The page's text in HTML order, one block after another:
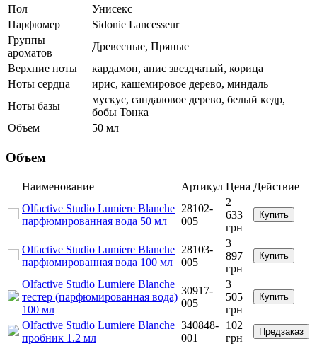
Пол
Унисекс
Парфюмер
Sidonie Lancesseur
Группы
ароматов
Древесные, Пряные
Верхние ноты
кардамон, анис звездчатый, корица
Ноты сердца
ирис, кашемировое дерево, миндаль
Ноты базы
мускус, сандаловое дерево, белый кедр,
бобы Тонка
Объем
50 мл
Объем
Наименование Артикул Цена Действие
Olfactive Studio Lumiere Blanche
парфюмированная вода 50 мл
28102-
005
2
633
грн
Купить
Olfactive Studio Lumiere Blanche
парфюмированная вода 100 мл
28103-
005
3
897
грн
Купить
Olfactive Studio Lumiere Blanche
тестер (парфюмированная вода)
100 мл
30917-
005
3
505
грн
Купить
Olfactive Studio Lumiere Blanche
пробник 1.2 мл
340848-
001
102
грн
Предзаказ